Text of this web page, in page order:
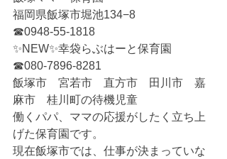
福岡県飯塚市堀池134−8
☎0948-55-1818
✨NEW✨幸袋らぶはーと保育園
☎080-7896-8281
飯塚市　宮若市　直方市　田川市　嘉
麻市　桂川町の待機児童
働くパパ、ママの応援がしたく立ち上
げた保育園です。
現在飯塚市では、仕事が決まっていな